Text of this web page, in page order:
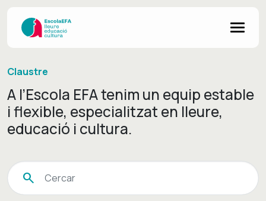
Claustre
A l’Escola EFA tenim un equip estable
i flexible, especialitzat en lleure,
educació i cultura.
search Cercar